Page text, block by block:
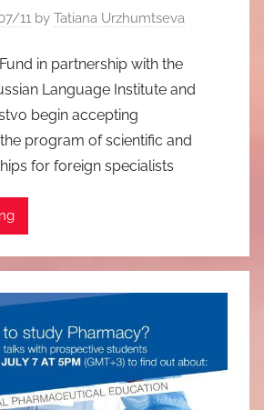
11 by Tatiana Urzhumtseva
in partnership with the
Language Institute and
begin accepting
program of scientific and
for foreign specialists